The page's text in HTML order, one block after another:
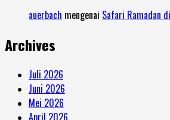
auerbach mengenai Safari Ramadan
Archives
Juli 2026
Juni 2026
Mei 2026
April 2026